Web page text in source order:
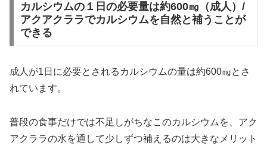
カルシウムの１日の必要量は約600㎎（成人）/
アクアクララでカルシウムを自然と補うことが
できる
成人が1日に必要とされるカルシウムの量は約600㎎とさ
れています。
普段の食事だけでは不足しがちなこのカルシウムを、アク
アクララの水を通して少しずつ補えるのは大きなメリット